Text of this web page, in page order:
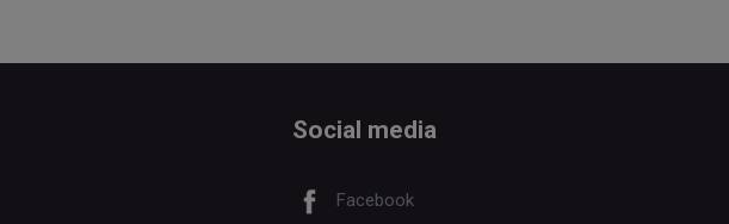
Social media
Facebook